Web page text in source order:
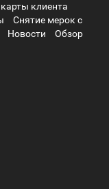
клиента
Снятие мерок с
Новости
Обзор